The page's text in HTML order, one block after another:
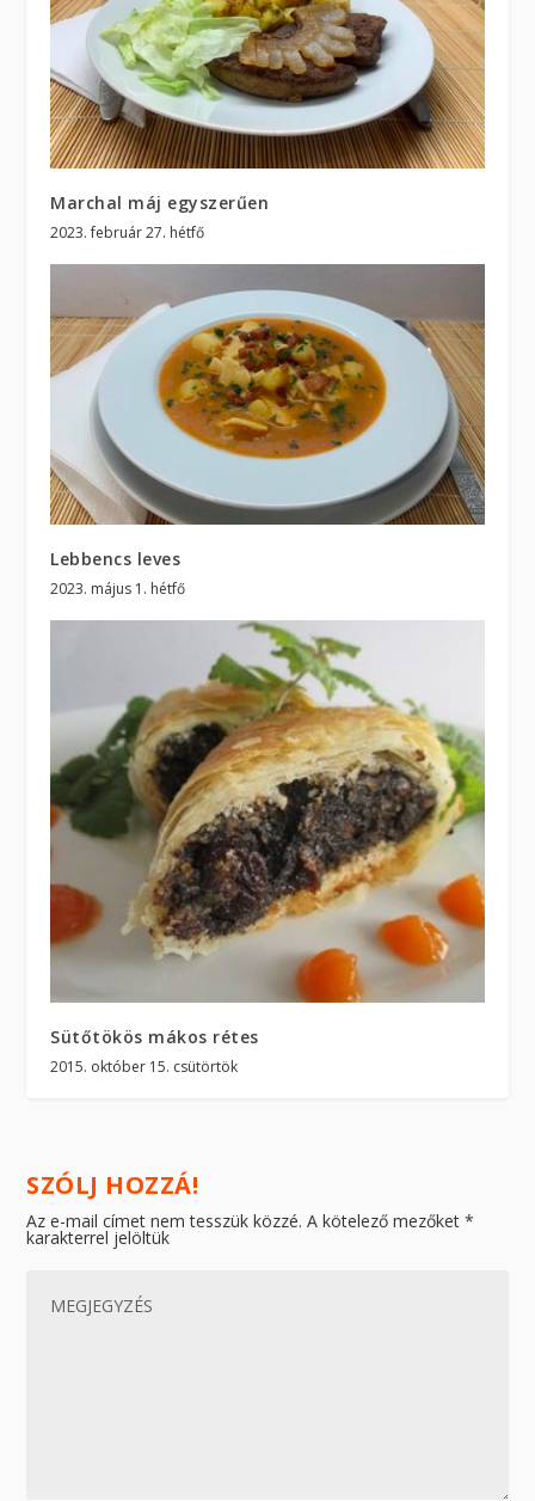
Marchal máj egyszerűen
2023. február 27. hétfő
Lebbencs leves
2023. május 1. hétfő
Sütőtökös mákos rétes
2015. október 15. csütörtök
SZÓLJ HOZZÁ!
Az e-mail címet nem tesszük közzé. A kötelező mezőket*
karakterrel jelöltük